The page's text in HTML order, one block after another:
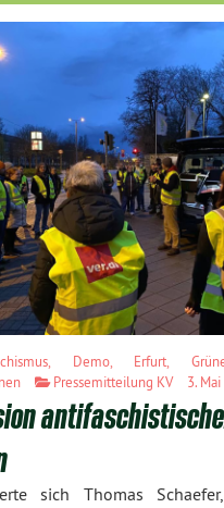
, Demo, Erfurt,
Pressemitteilung KV 3.
sich Thomas